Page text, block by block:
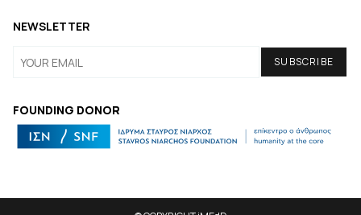
FOUNDING DONOR
NEWSLETTER